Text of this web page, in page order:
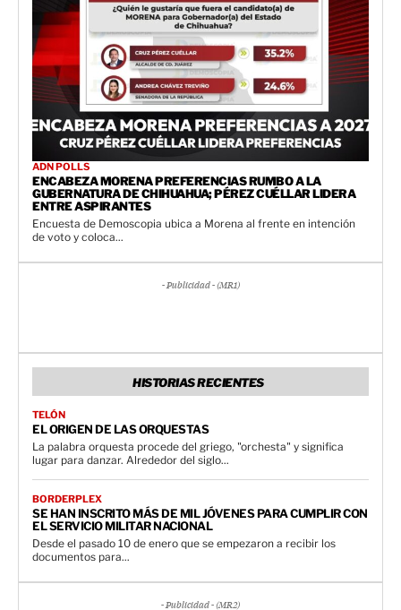
ADN POLLS
ENCABEZA MORENA PREFERENCIAS RUMBO A LA
GUBERNATURA DE CHIHUAHUA; PÉREZ CUÉLLAR LIDERA
ENTRE ASPIRANTES
Encuesta de Demoscopia ubica a Morena al frente en intención
de voto y coloca...
- Publicidad - (MR1)
HISTORIAS RECIENTES
TELÓN
EL ORIGEN DE LAS ORQUESTAS
La palabra orquesta procede del griego, "orchesta" y significa
lugar para danzar. Alrededor del siglo...
BORDERPLEX
SE HAN INSCRITO MÁS DE MIL JÓVENES PARA CUMPLIR CON
EL SERVICIO MILITAR NACIONAL
Desde el pasado 10 de enero que se empezaron a recibir los
documentos para...
- Publicidad - (MR2)